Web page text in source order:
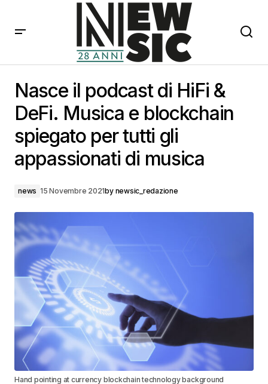
spiegato per tutti gli appassionati di musica
Nasce il podcast di HiFi &
DeFi. Musica e blockchain
spiegato per tutti gli
appassionati di musica
news 15 Novembre 2021by newsic_redazione
Hand pointing at currency blockchain technology background